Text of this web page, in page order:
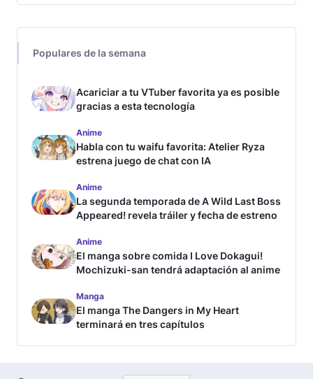
Populares de la semana
Acariciar a tu VTuber favorita ya es posible
gracias a esta tecnología
Anime
Habla con tu waifu favorita: Atelier Ryza
estrena juego de chat con IA
Anime
La segunda temporada de A Wild Last Boss
Appeared! revela tráiler y fecha de estreno
Anime
El manga sobre comida I Love Dokagui!
Mochizuki-san tendrá adaptación al anime
Manga
El manga The Dangers in My Heart
terminará en tres capítulos